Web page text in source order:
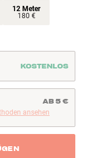
12 Meter
180 €
KOSTENLOS
ansehen
AB 5 €